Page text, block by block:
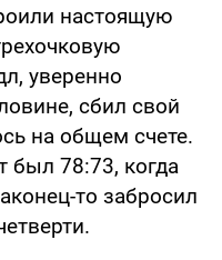
настоящую
уверенно
сбил свой
на общем счете.
был 78:73, когда
то забросил